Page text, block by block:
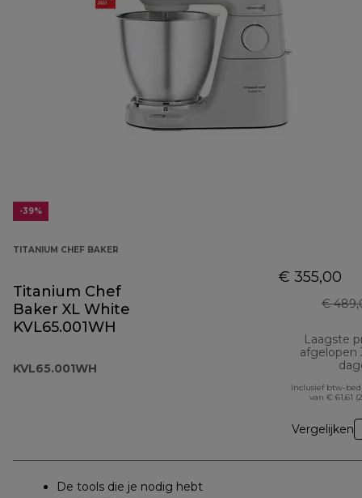
-39%
TITANIUM CHEF BAKER
Titanium Chef
Baker XL White
KVL65.001WH
KVL65.001WH
€ 355,00
€
Laagste
afgelopen
Inclusief btw-
van € 61,61
Vergelijken
De tools die je nodig hebt